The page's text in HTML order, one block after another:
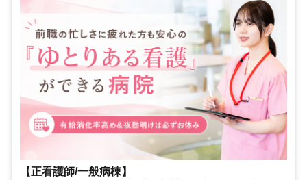
【正看護師/一般病棟】